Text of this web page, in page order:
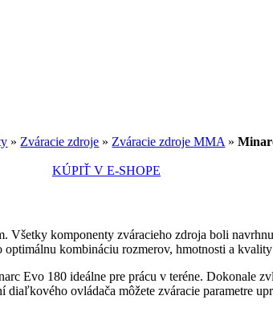
» Zváracie zdroje » Zváracie zdroje MMA »
KÚPIŤ V E-SHOPE
komponenty zváracieho zdroja boli
kombináciu rozmerov, hmotnosti a
Evo 180 ideálne pre prácu v teréne. Dokonale
ovládača môžete zváracie parametre